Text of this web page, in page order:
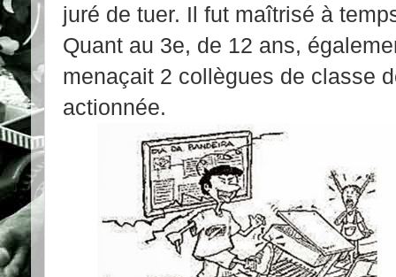
juré de tuer. Il fut maîtrisé à
Quant au 3e, de 12 ans,
menaçait 2 collègues de classe
actionnée.